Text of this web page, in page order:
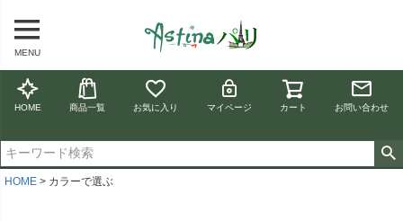
MENU
HOME 商品一覧 お気に入り マイページ カート お問い合わせ
HOME カラーで選ぶ